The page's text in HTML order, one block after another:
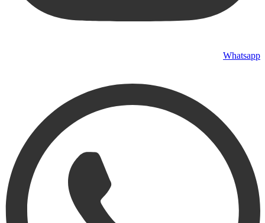
Whatsapp